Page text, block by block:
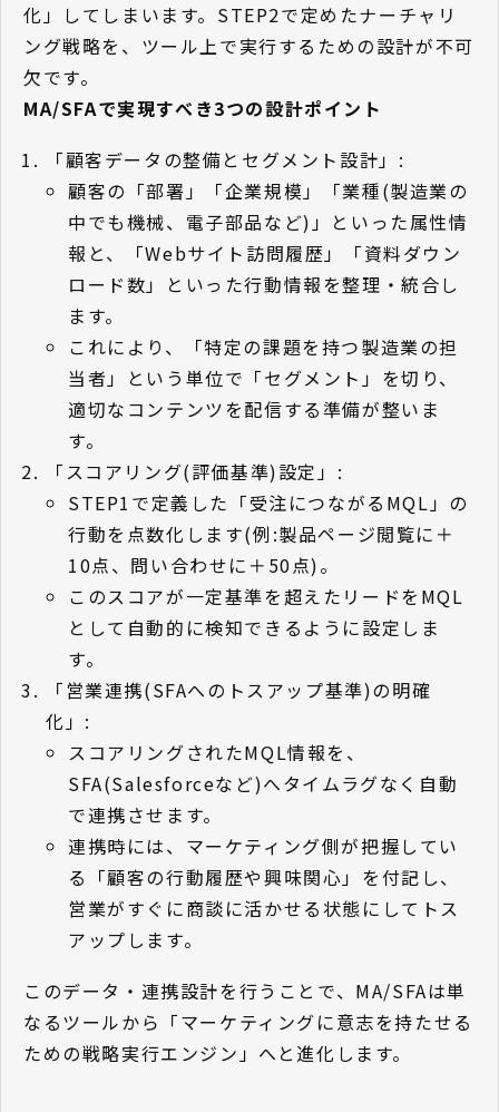
化」してしまいます。STEP2で定めたナーチャリ
ング戦略を、ツール上で実行するための設計が不可
欠です。
MA/SFAで実現すべき3つの設計ポイント
「顧客データの整備とセグメント設計」:
顧客の「部署」「企業規模」「業種(製造業の
中でも機械、電子部品など)」といった属性情
報と、「Webサイト訪問履歴」「資料ダウン
ロード数」といった行動情報を整理・統合し
ます。
これにより、「特定の課題を持つ製造業の担
当者」という単位で「セグメント」を切り、
適切なコンテンツを配信する準備が整いま
す。
「スコアリング(評価基準)設定」:
STEP1で定義した「受注につながるMQL」の
行動を点数化します(例:製品ページ閲覧に＋
10点、問い合わせに＋50点)。
このスコアが一定基準を超えたリードをMQL
として自動的に検知できるように設定しま
す。
「営業連携(SFAへのトスアップ基準)の明確
化」:
スコアリングされたMQL情報を、
SFA(Salesforceなど)へタイムラグなく自動
で連携させます。
連携時には、マーケティング側が把握してい
る「顧客の行動履歴や興味関心」を付記し、
営業がすぐに商談に活かせる状態にしてトス
アップします。
このデータ・連携設計を行うことで、MA/SFAは単
なるツールから「マーケティングに意志を持たせる
ための戦略実行エンジン」へと進化します。